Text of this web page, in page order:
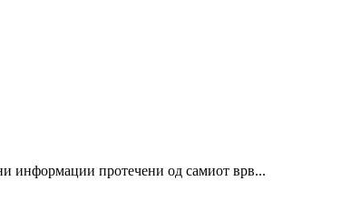
информации протечени од самиот врв...